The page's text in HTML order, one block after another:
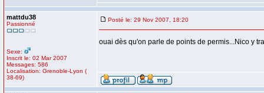
mattdu38
Passionné
Sexe:
Inscrit le: 02 Mar 2007
Messages: 586
Localisation: Grenoble-Lyon (
38-69)
Posté le: 29 Nov 2007, 18:20
ouai dès qu'on parle de points de permis...Nico y